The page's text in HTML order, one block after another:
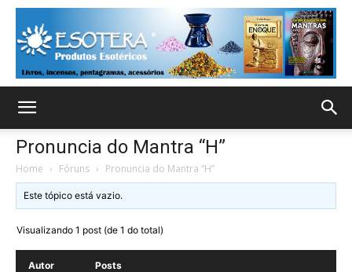
Pronuncia do Mantra “H”
Home › Fóruns › Pronuncia do Mantra “H”
Este tópico está vazio.
Visualizando 1 post (de 1 do total)
Autor Posts